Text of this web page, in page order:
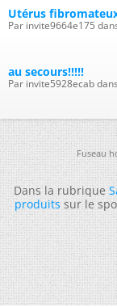
Utérus
Par invite9664e175
au secours!!!!!
Par invite5928ecab
Fuseau
Dans la rubrique
produitssur le